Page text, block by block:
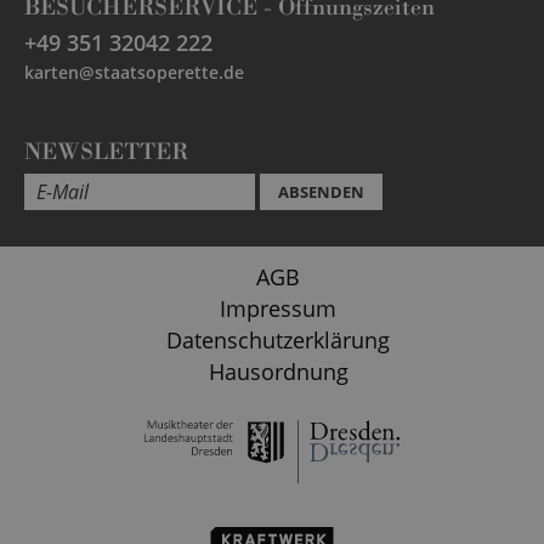
+49 351 32042 222
karten@staatsoperette.de
NEWSLETTER
ABSENDEN
AGB
Impressum
Datenschutzerklärung
Hausordnung